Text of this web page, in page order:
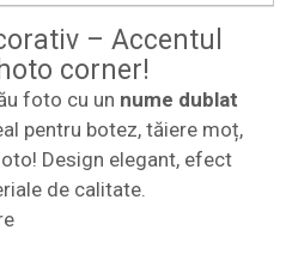
– Accentul
corner!
foto cu un nume dublat
pentru botez, tăiere moț,
Design elegant, efect
de calitate.